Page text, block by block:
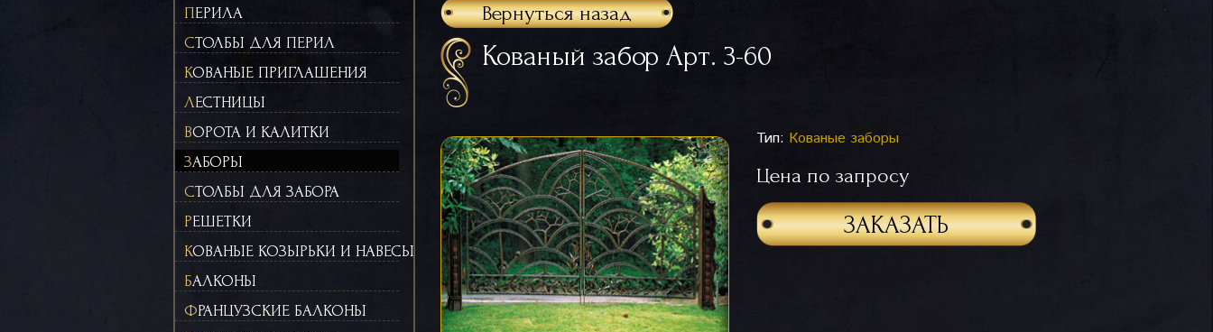
ПЕРИЛА
СТОЛБЫ ДЛЯ ПЕРИЛ
КОВАНЫЕ ПРИГЛАШЕНИЯ
ЛЕСТНИЦЫ
ВОРОТА И КАЛИТКИ
ЗАБОРЫ
СТОЛБЫ ДЛЯ ЗАБОРА
РЕШЕТКИ
КОВАНЫЕ КОЗЫРЬКИ И НАВЕСЫ
БАЛКОНЫ
ФРАНЦУЗСКИЕ БАЛКОНЫ
Вернуться назад
Кованый забор Арт. 3-60
Тип: Кованые заборы
Цена по запросу
ЗАКАЗАТЬ